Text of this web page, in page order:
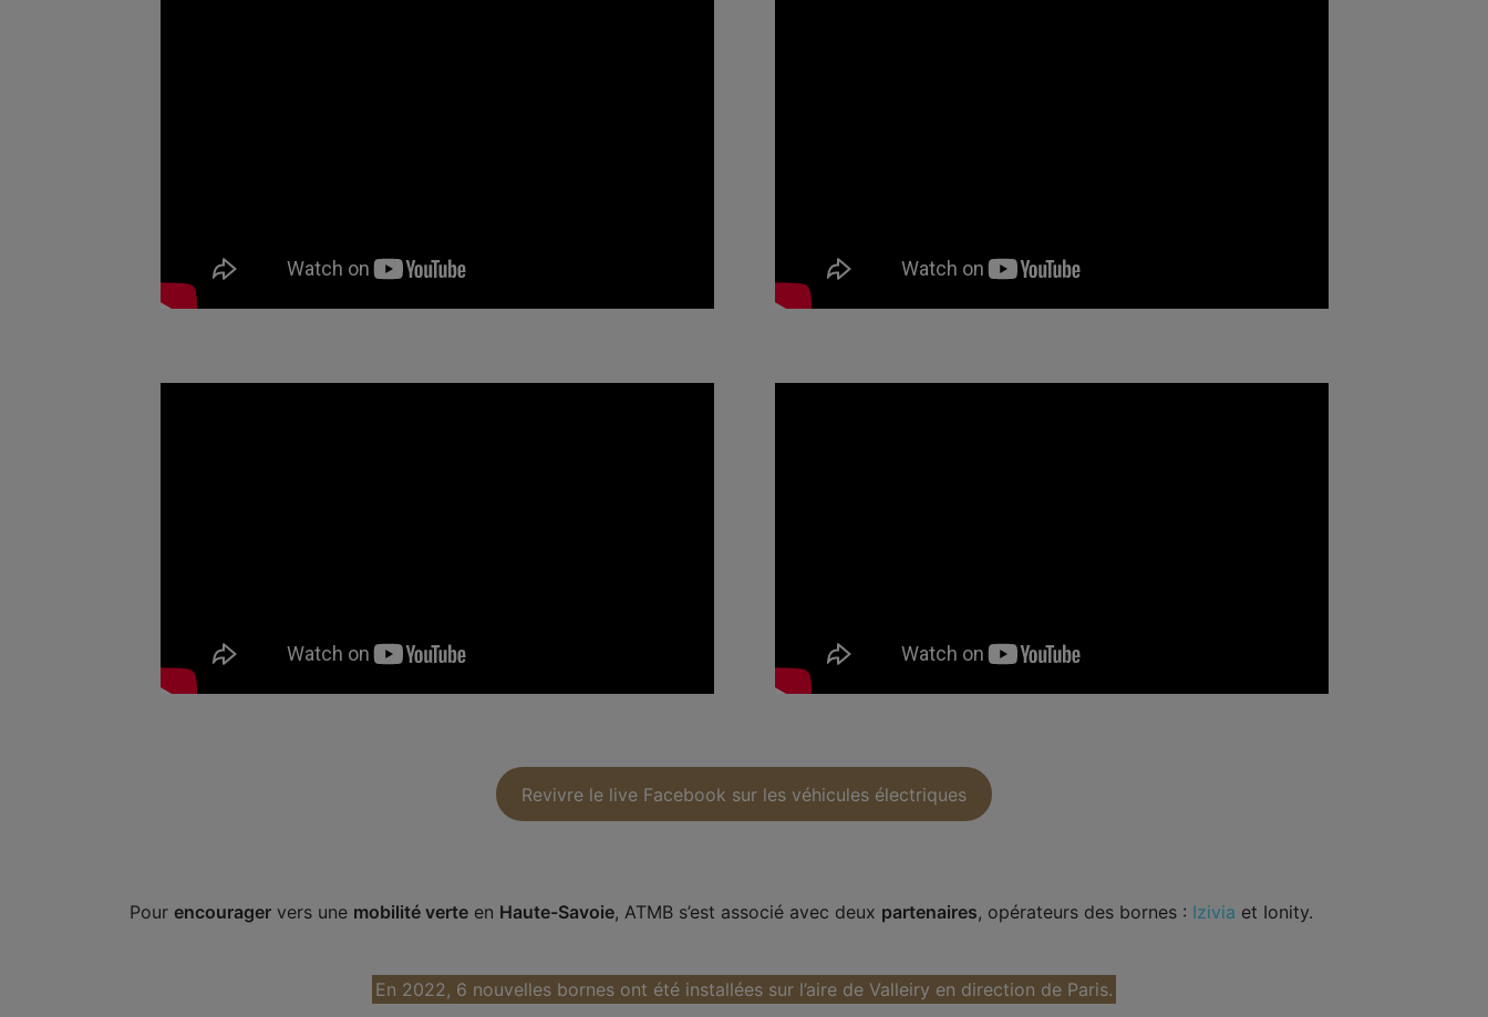
Revivre le live Facebook sur les véhicules électriques
Pour encourager vers une mobilité verte en Haute-Savoie, ATMB s’est associé avec deux partenaires, opérateurs des bornes : Izivia et Ionity.
En 2022, 6 nouvelles bornes ont été installées sur l’aire de Valleiry en direction de Paris.